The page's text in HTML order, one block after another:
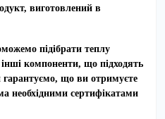
виготовлений в
підібрати теплу
компоненти, що підходять
що ви отримуєте
необхідними сертифікатами